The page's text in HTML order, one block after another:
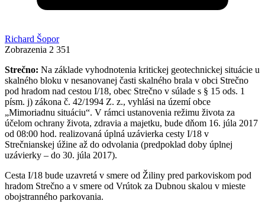
Richard Šopor
Zobrazenia 2 351
Strečno: Na základe vyhodnotenia kritickej geotechnickej situácie u
skalného bloku v nesanovanej časti skalného brala v obci Strečno
pod hradom nad cestou I/18, obec Strečno v súlade s § 15 ods. 1
písm. j) zákona č. 42/1994 Z. z., vyhlási na území obce
„Mimoriadnu situáciu“. V rámci ustanovenia režimu života za
účelom ochrany života, zdravia a majetku, bude dňom 16. júla 2017
od 08:00 hod. realizovaná úplná uzávierka cesty I/18 v
Strečnianskej úžine až do odvolania (predpoklad doby úplnej
uzávierky – do 30. júla 2017).
Cesta I/18 bude uzavretá v smere od Žiliny pred parkoviskom pod
hradom Strečno a v smere od Vrútok za Dubnou skalou v mieste
obojstranného parkovania.